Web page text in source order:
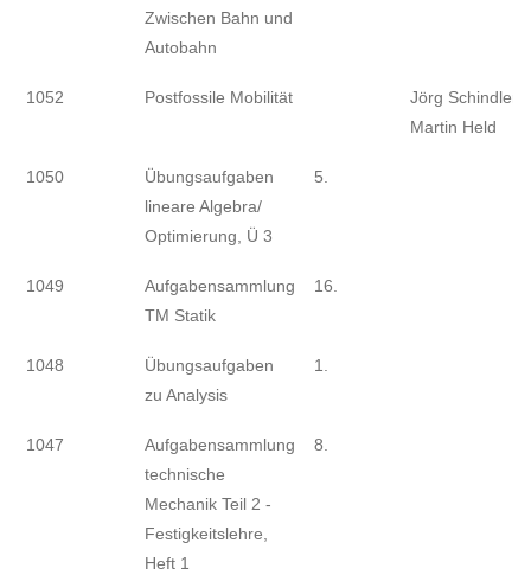
Zwischen Bahn und
Autobahn
1052 Postfossile Mobilität
Jörg Schindler/
Martin Held
1050
Übungsaufgaben
lineare Algebra/
Optimierung, Ü 3
5.
1049
Aufgabensammlung
TM Statik
16.
1048
Übungsaufgaben
zu Analysis
1.
1047
Aufgabensammlung
technische
Mechanik Teil 2 -
Festigkeitslehre,
Heft 1
8.